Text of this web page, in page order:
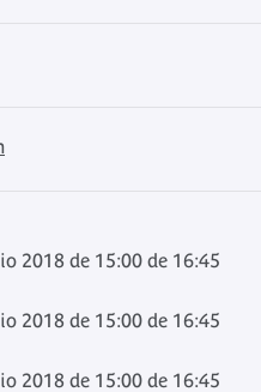
2018 de 15:00 de 16:45
2018 de 15:00 de 16:45
2018 de 15:00 de 16:45